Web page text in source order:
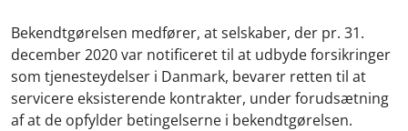
Bekendtgørelsen medfører, at selskaber, der pr. 31.
december 2020 var notificeret til at udbyde forsikringer
som tjenesteydelser i Danmark, bevarer retten til at
servicere eksisterende kontrakter, under forudsætning
af at de opfylder betingelserne i bekendtgørelsen.